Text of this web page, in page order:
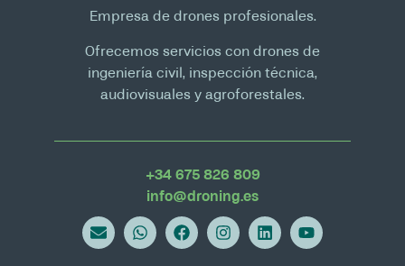
Empresa de drones profesionales.
Ofrecemos servicios con drones de
ingeniería civil, inspección técnica,
audiovisuales y agroforestales.
+34 675 826 809
info@droning.es